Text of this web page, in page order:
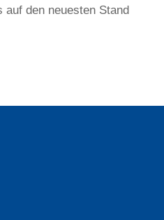
auf den neuesten Stand